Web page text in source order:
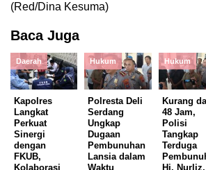
(Red/Dina Kesuma)
Baca Juga
Daerah
Kapolres
Langkat
Perkuat
Sinergi
dengan
FKUB,
Kolaborasi
Hukum
Polresta Deli
Serdang
Ungkap
Dugaan
Pembunuhan
Lansia dalam
Waktu
Hukum
Kurang
48 Jam,
Polisi
Tangkap
Terduga
Hj. Nurliz,